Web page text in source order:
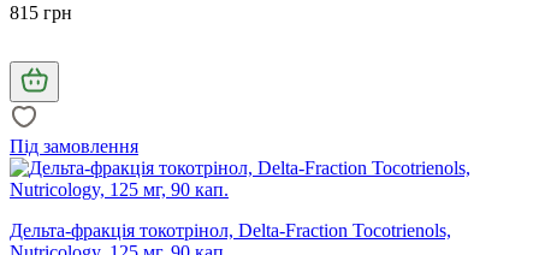
815 грн
Під замовлення
Дельта-фракція токотрінол, Delta-Fraction Tocotrienols,